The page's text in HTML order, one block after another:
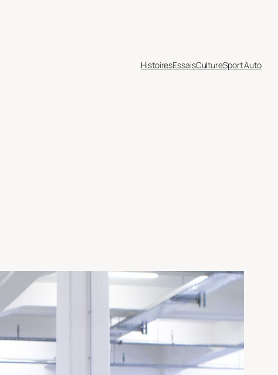
HistoiresEssaisCultureSport Auto